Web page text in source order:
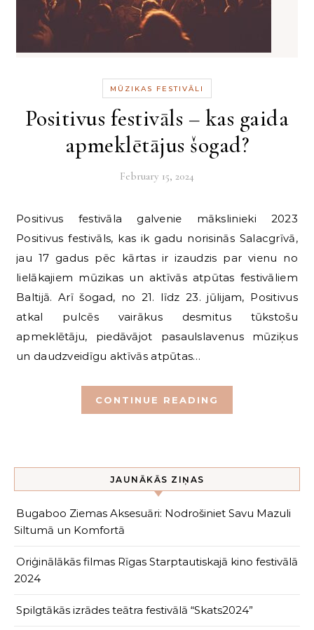
MŪZIKAS FESTIVĀLI
Positivus festivāls – kas gaida
apmeklētājus šogad?
February 15, 2024
Positivus festivāla galvenie mākslinieki 2023
Positivus festivāls, kas ik gadu norisinās Salacgrīvā,
jau 17 gadus pēc kārtas ir izaudzis par vienu no
lielākajiem mūzikas un aktīvās atpūtas festivāliem
Baltijā. Arī šogad, no 21. līdz 23. jūlijam, Positivus
atkal pulcēs vairākus desmitus tūkstošu
apmeklētāju, piedāvājot pasaulslavenus mūziķus
un daudzveidīgu aktīvās atpūtas…
CONTINUE READING
JAUNĀKĀS ZIŅAS
Bugaboo Ziemas Aksesuāri: Nodrošiniet Savu Mazuli
Siltumā un Komfortā
Oriģinālākās filmas Rīgas Starptautiskajā kino festivālā
2024
Spilgtākās izrādes teātra festivālā “Skats2024”